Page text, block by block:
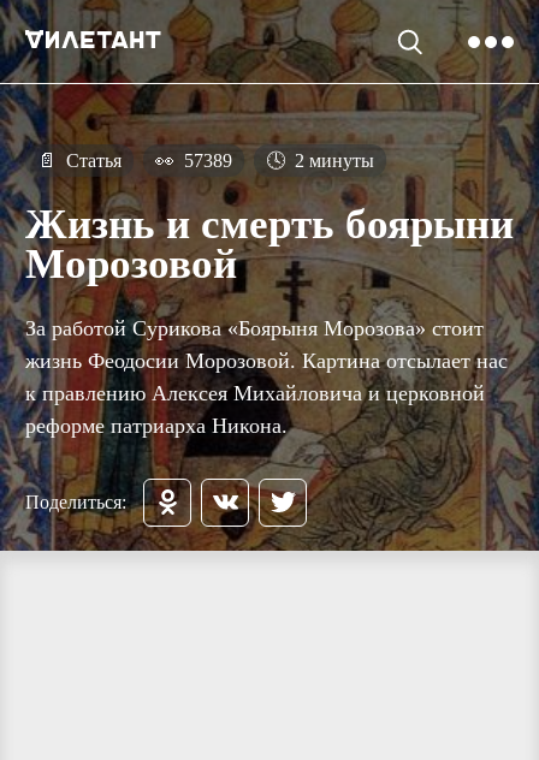
📄 Статья 👀 57389 🕓 2 минуты
Жизнь и смерть боярыни
Морозовой
За работой Сурикова «Боярыня Морозова» стоит
жизнь Феодосии Морозовой. Картина отсылает нас
к правлению Алексея Михайловича и церковной
реформе патриарха Никона.
Поделиться: